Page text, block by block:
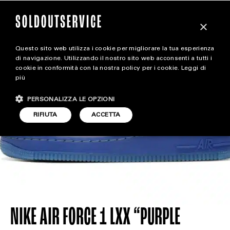
release
CALENDAR
NIKE AIR FORCE 1 LXX “PURPLE
×
Questo sito web utilizza i cookie per migliorare la tua esperienza
di navigazione. Utilizzando il nostro sito web acconsenti a tutti i
cookie in conformità con la nostra policy per i cookie. Leggi di
più
ACCETTA
RIFIUTA
PERSONALIZZA LE OPZIONI